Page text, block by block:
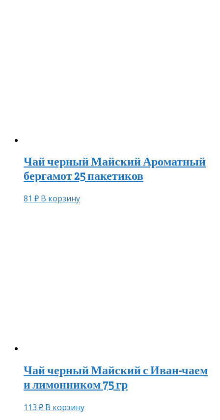
Чай черный Майский Ароматный
бергамот 25 пакетиков
81 ₽ В корзину
Чай черный Майский с Иван-чаем
и лимонником 75 гр
113 ₽ В корзину